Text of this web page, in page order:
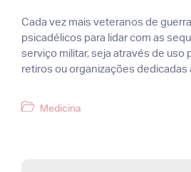
Cada vez mais veteranos de
psicadélicos para lidar com as
serviço militar, seja através de uso
retiros ou organizações dedicadas
Categorias
Medicina